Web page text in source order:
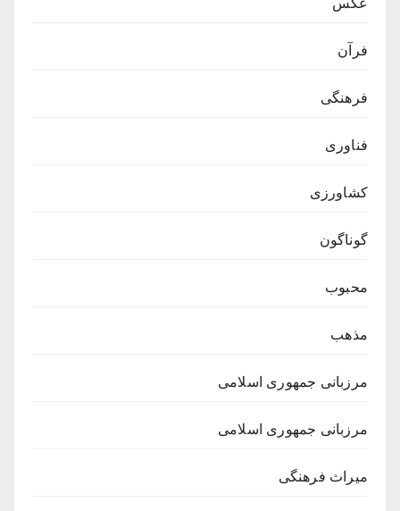
عکس
فرآن
فرهنگی
فناوری
کشاورزی
گوناگون
محبوب
مذهب
مرزبانی جمهوری اسلامی
مرزبانی جمهوری اسلامی
میراث فرهنگی